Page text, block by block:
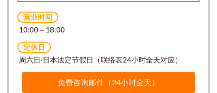
营业时间
10:00～18:00
定休日
周六日·日本法定节假日（联络表24小时全天对应）
免费咨询邮件（24小时全天）